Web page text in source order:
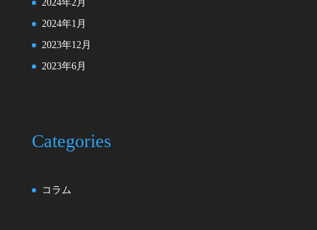
2024年2月
2024年1月
2023年12月
2023年6月
Categories
コラム